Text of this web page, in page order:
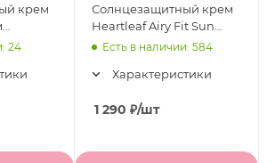
крем
24
Солнцезащитный крем
Heartleaf Airy Fit Sun
Cream SPF 50+ PA ++++,
Есть в наличии: 584
Характеристики
1 290 ₽/шт